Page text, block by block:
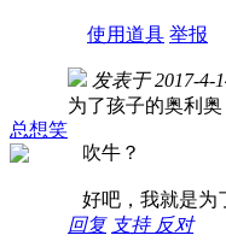
使用道具 举报
总想笑
发表于 2017-4-
为了孩子的奥利
吹牛？
好吧，我就是为
回复 支持 反对